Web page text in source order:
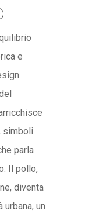
e
simboli
parla
Il pollo,
diventa
un